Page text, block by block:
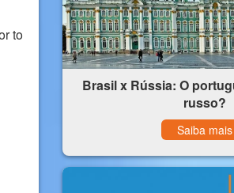
to
Brasil x Rússia: O
russo?
Saiba mais